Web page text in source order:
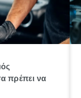
πρέπει να